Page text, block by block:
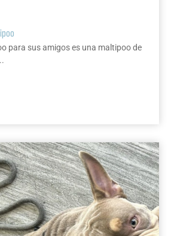
para sus amigos es una maltipoo de